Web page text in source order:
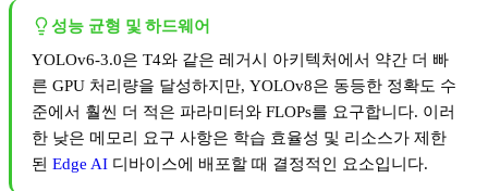
성능 균형 및 하드웨어
YOLOv6-3.0은 T4와 같은 레거시 아키텍처에서 약간 더 빠
른 GPU 처리량을 달성하지만, YOLOv8은 동등한 정확도 수
준에서 훨씬 더 적은 파라미터와 FLOPs를 요구합니다. 이러
한 낮은 메모리 요구 사항은 학습 효율성 및 리소스가 제한
된 Edge AI 디바이스에 배포할 때 결정적인 요소입니다.